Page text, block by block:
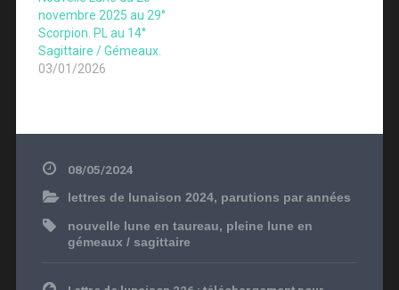
novembre 2025 au 29°
Scorpion. PL au 14°
Sagittaire / Gémeaux.
03/01/2026
08/05/2024
lettres de lunaison 2024, parutions par années
nouvelle lune en taureau, pleine lune en
gémeaux / sagittaire
Navigation